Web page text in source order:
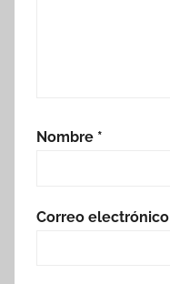
Nombre *
Correo electrónico